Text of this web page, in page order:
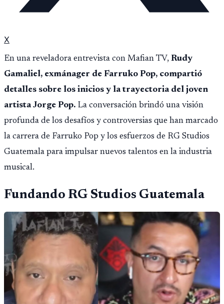
X
En una reveladora entrevista con Mafian TV, Rudy
Gamaliel, exmánager de Farruko Pop, compartió
detalles sobre los inicios y la trayectoria del joven
artista Jorge Pop. La conversación brindó una visión
profunda de los desafíos y controversias que han marcado
la carrera de Farruko Pop y los esfuerzos de RG Studios
Guatemala para impulsar nuevos talentos en la industria
musical.
Fundando RG Studios Guatemala